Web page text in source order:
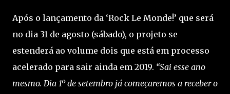
Após o lançamento da ‘Rock Le Monde!’ que será
no dia 31 de agosto (sábado), o projeto se
estenderá ao volume dois que está em processo
acelerado para sair ainda em 2019. “Sai esse ano
mesmo. Dia 1º de setembro já começaremos a receber o